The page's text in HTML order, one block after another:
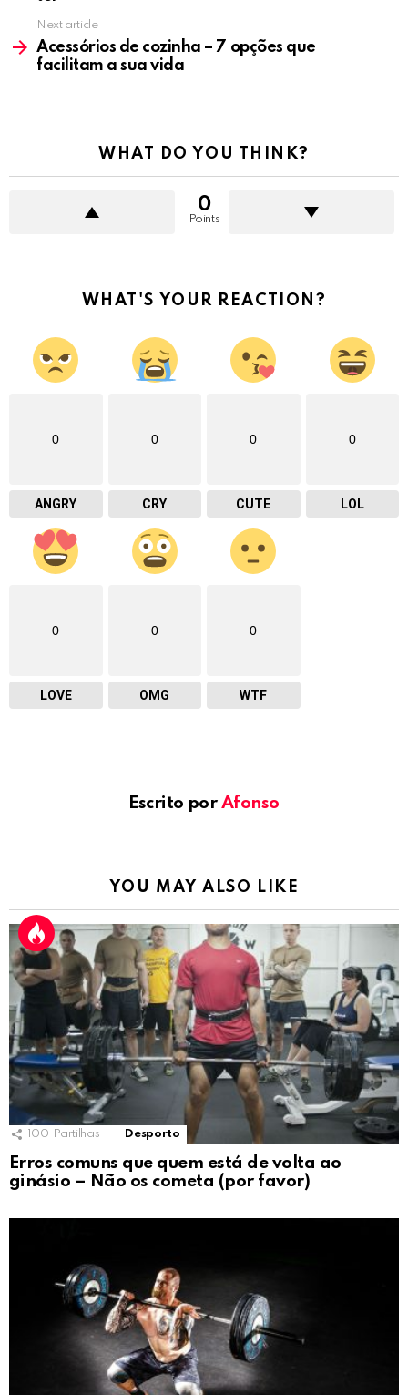
Next article
Acessórios de cozinha – 7 opções que
facilitam a sua vida
WHAT DO YOU THINK?
0
Points
WHAT'S YOUR REACTION?
0
ANGRY
0
CRY
0
CUTE
0
LOL
0
LOVE
0
OMG
0
WTF
Escrito por Afonso
YOU MAY ALSO LIKE
100 Partilhas Desporto
Erros comuns que quem está de volta ao
ginásio – Não os cometa (por favor)